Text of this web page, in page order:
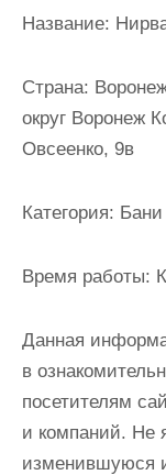
Название:
Страна:
округ Воронеж
Овсеенко, 9в
Категория:
Время работы:
Данная
в
посетителям
и компаний. Не
изменившуюся